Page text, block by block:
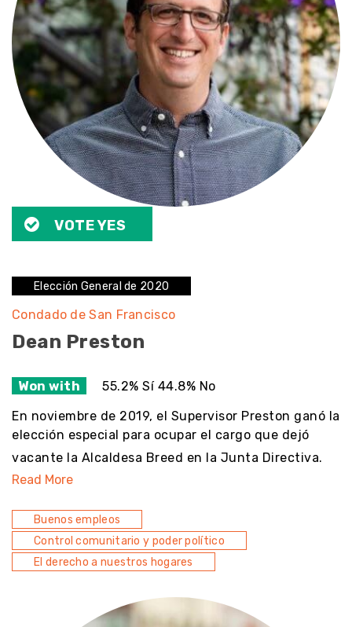
VOTE YES
Elección General de 2020
Condado de San Francisco
Dean Preston
Won with 55.2% Sí 44.8% No
En noviembre de 2019, el Supervisor Preston ganó la
elección especial para ocupar el cargo que dejó
vacante la Alcaldesa Breed en la Junta Directiva.
Read More
Buenos empleos
Control comunitario y poder político
El derecho a nuestros hogares